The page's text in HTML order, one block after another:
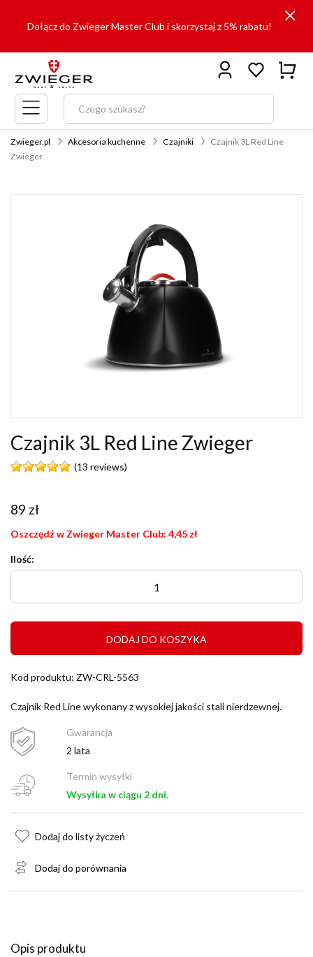
Dołącz do Zwieger Master Club i skorzystaj z 5% rabatu!
Menu
główne
Zwieger.pl Akcesoria kuchenne Czajniki
Czajnik 3L Red Line
Zwieger
Czajnik 3L Red Line Zwieger
(13 reviews)
89 zł
Oszczędź w Zwieger Master Club: 4,45 zł
Ilość:
DODAJ DO KOSZYKA
Kod produktu: ZW-CRL-5563
Czajnik Red Line wykonany z wysokiej jakości stali nierdzewnej.
Gwarancja
2 lata
Termin wysyłki
Wysyłka w ciągu 2 dni.
Dodaj do listy życzeń
Dodaj do porównania
Opis produktu